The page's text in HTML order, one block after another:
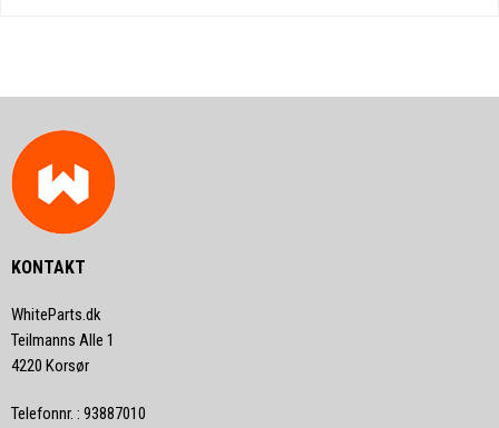
KONTAKT
WhiteParts.dk
Teilmanns Alle 1
4220 Korsør
Telefonnr. : 93887010